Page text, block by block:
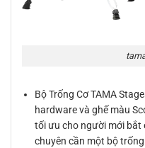
Bộ Trống Cơ TAMA
hardware và ghế màu
tối ưu cho người mới bắt
chuyên cần một bộ